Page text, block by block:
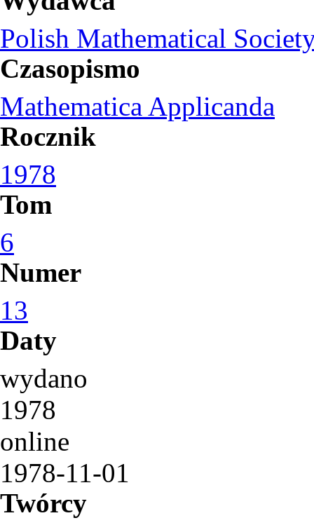
Polish Mathematical
Czasopismo
Mathematica Applicanda
Rocznik
1978
Tom
6
Numer
13
Daty
wydano
1978
online
1978-11-01
Twórcy